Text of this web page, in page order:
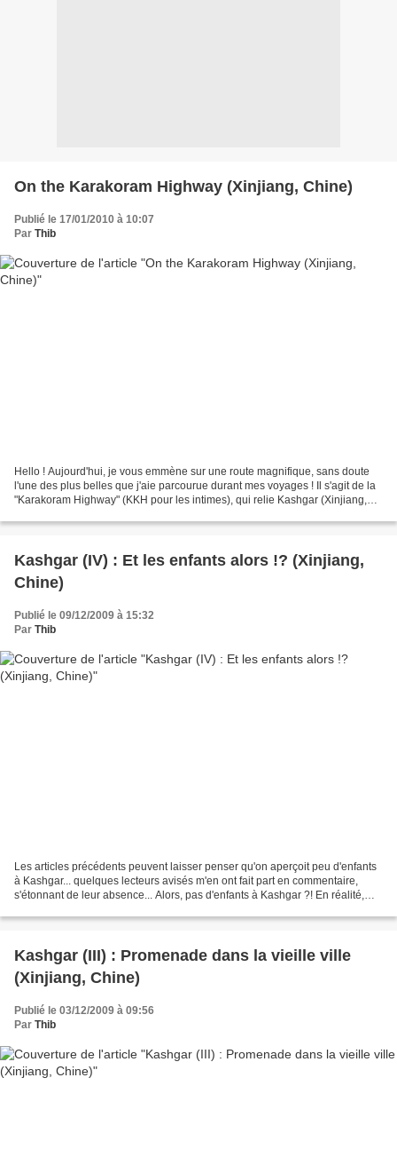
On the Karakoram Highway (Xinjiang, Chine)
Publié le 17/01/2010 à 10:07
Par Thib
Hello ! Aujourd'hui, je vous emmène sur une route magnifique, sans doute
l'une des plus belles que j'aie parcourue durant mes voyages ! Il s'agit de la
"Karakoram Highway" (KKH pour les intimes), qui relie Kashgar (Xinjiang,
Kashgar (IV) : Et les enfants alors !? (Xinjiang,
Chine)
Publié le 09/12/2009 à 15:32
Par Thib
Les articles précédents peuvent laisser penser qu'on aperçoit peu d'enfants
à Kashgar... quelques lecteurs avisés m'en ont fait part en commentaire,
s'étonnant de leur absence... Alors, pas d'enfants à Kashgar ?! En réalité,
Kashgar (III) : Promenade dans la vieille ville
(Xinjiang, Chine)
Publié le 03/12/2009 à 09:56
Par Thib